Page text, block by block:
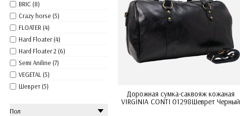
BRIC (8)
Crazy horse (5)
FLOATER (4)
Hard Floater (4)
Hard Floater 2 (6)
Semi Aniline (7)
VEGETAL (5)
Шеврет (5)
Пол
Дорожная сумка-саквояж кожаная
VIRGINIA CONTI 01298Шеврет Черный